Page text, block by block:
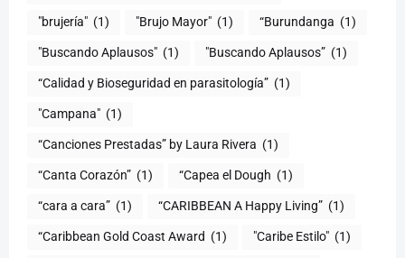
"brujería" (1) "Brujo Mayor" (1) “Burundanga (1)
"Buscando Aplausos" (1) "Buscando Aplausos” (1)
(1)
"Campana" (1)
“Canciones Prestadas” by Laura Rivera (1)
“Canta Corazón” (1) “Capea el Dough (1)
“cara a cara” (1) “CARIBBEAN A Happy Living” (1)
(1) "Caribe Estilo" (1)